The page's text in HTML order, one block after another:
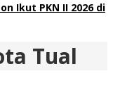
Ikut PKN II 2026 di
Tual